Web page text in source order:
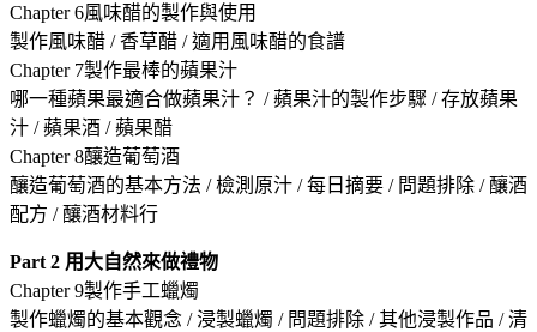
Chapter 6風味醋的製作與使用
製作風味醋 / 香草醋 / 適用風味醋的食譜
Chapter 7製作最棒的蘋果汁
哪一種蘋果最適合做蘋果汁？ / 蘋果汁的製作步驟 / 存放蘋果
汁 / 蘋果酒 / 蘋果醋
Chapter 8釀造葡萄酒
釀造葡萄酒的基本方法 / 檢測原汁 / 每日摘要 / 問題排除 / 釀酒
配方 / 釀酒材料行
Part 2 用大自然來做禮物
Chapter 9製作手工蠟燭
製作蠟燭的基本觀念 / 浸製蠟燭 / 問題排除 / 其他浸製作品 / 清